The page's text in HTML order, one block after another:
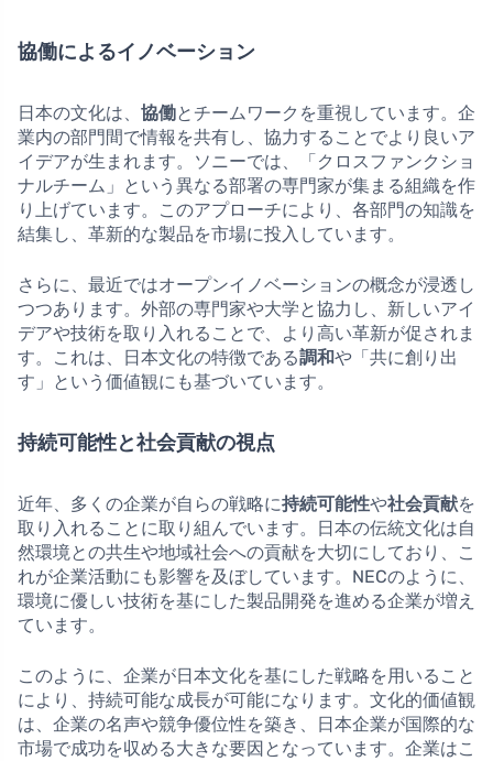
協働によるイノベーション
日本の文化は、 協働とチームワークを重視しています。企
業内の部門間で情報を共有し、協力することでより良いア
イデアが生まれます。ソニーでは、「クロスファンクショ
ナルチーム」という異なる部署の専門家が集まる組織を作
り上げています。このアプローチにより、各部門の知識を
結集し、革新的な製品を市場に投入しています。
さらに、最近ではオープンイノベーションの概念が浸透し
つつあります。外部の専門家や大学と協力し、新しいアイ
デアや技術を取り入れることで、より高い革新が促されま
す。これは、日本文化の特徴である調和や「共に創り出
す」という価値観にも基づいています。
持続可能性と社会貢献の視点
近年、多くの企業が自らの戦略に持続可能性や社会貢献を
取り入れることに取り組んでいます。日本の伝統文化は自
然環境との共生や地域社会への貢献を大切にしており、こ
れが企業活動にも影響を及ぼしています。NECのように、
環境に優しい技術を基にした製品開発を進める企業が増え
ています。
このように、企業が日本文化を基にした戦略を用いること
により、持続可能な成長が可能になります。文化的価値観
は、企業の名声や競争優位性を築き、日本企業が国際的な
市場で成功を収める大きな要因となっています。企業はこ